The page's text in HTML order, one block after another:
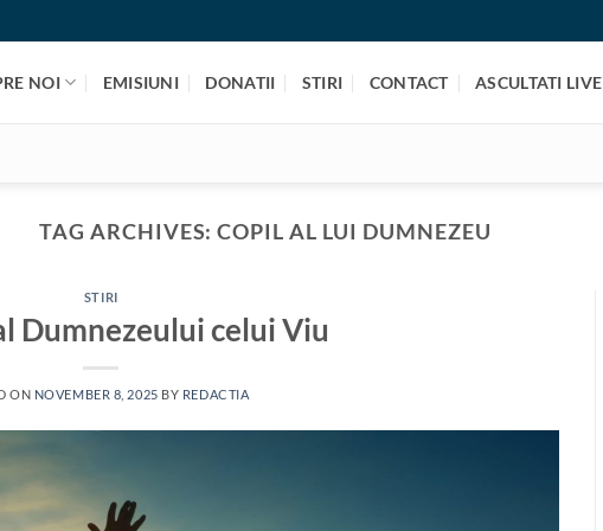
NOI EMISIUNI DONATII STIRI CONTACT ASCULTATI LIVE
TAG ARCHIVES:COPIL AL LUI DUMNEZEU
STIRI
Dumnezeului celui Viu
ON NOVEMBER 8, 2025 BY REDACTIA